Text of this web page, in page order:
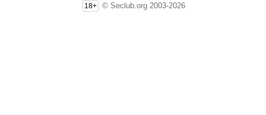
18+ © Seclub.org 2003-2026